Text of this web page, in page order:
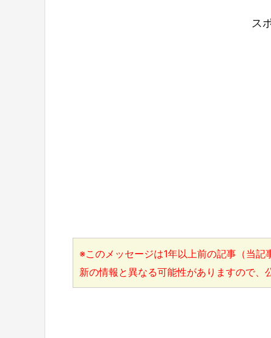
ス
※このメッセージは1年以上前の記事（当
新の情報と異なる可能性がありますので、